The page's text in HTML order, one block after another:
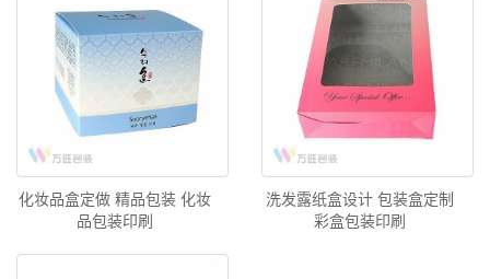
化妆品盒定做 精品包装 化妆
品包装印刷
洗发露纸盒设计 包装盒定制
彩盒包装印刷